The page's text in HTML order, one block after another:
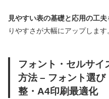
見やすい表の基礎と応用の工夫
りやすさが大幅にアップします
フォント・セルサイ
方法 – フォント選
整・A4印刷最適化